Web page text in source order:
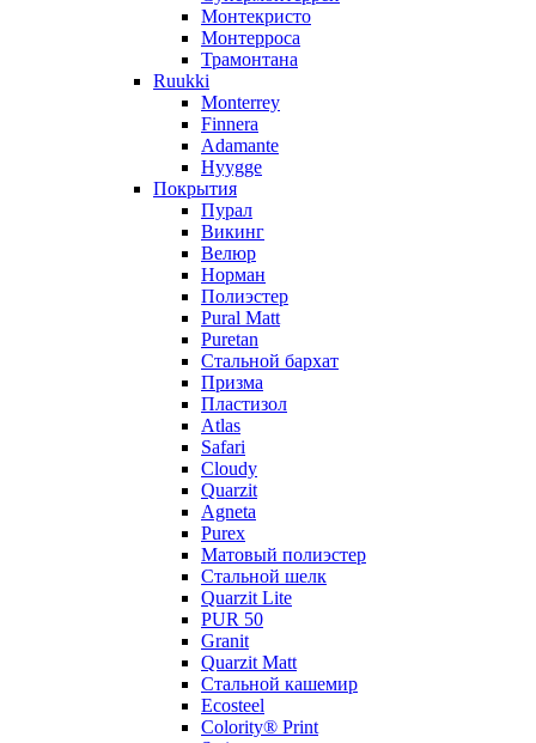
Монтекристо
Монтерроса
Трамонтана
Ruukki
Monterrey
Finnera
Adamante
Hyygge
Покрытия
Пурал
Викинг
Велюр
Норман
Полиэстер
Pural Matt
Puretan
Стальной бархат
Призма
Пластизол
Atlas
Safari
Cloudy
Quarzit
Agneta
Purex
Матовый полиэстер
Стальной шелк
Quarzit Lite
PUR 50
Granit
Quarzit Matt
Стальной кашемир
Ecosteel
Colority® Print